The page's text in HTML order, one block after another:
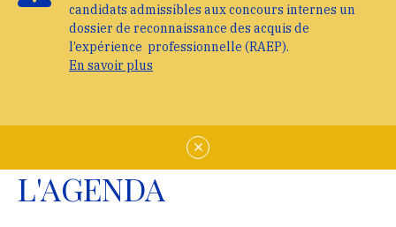
candidats admissibles aux concours internes un
dossier de reconnaissance des acquis de
l’expérience professionnelle (RAEP).
En savoir plus
L'AGENDA